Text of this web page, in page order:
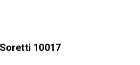
10017